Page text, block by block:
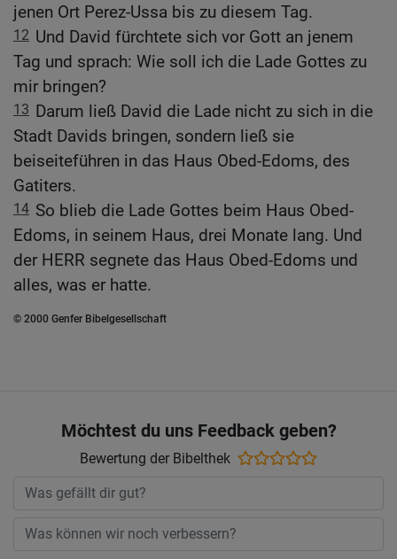
jenen Ort Perez-Ussa bis zu diesem Tag.
12 Und David fürchtete sich vor Gott an jenem
Tag und sprach: Wie soll ich die Lade Gottes zu
mir bringen?
13 Darum ließ David die Lade nicht zu sich in die
Stadt Davids bringen, sondern ließ sie
beiseiteführen in das Haus Obed-Edoms, des
Gatiters.
14 So blieb die Lade Gottes beim Haus Obed-
Edoms, in seinem Haus, drei Monate lang. Und
der HERR segnete das Haus Obed-Edoms und
alles, was er hatte.
© 2000 Genfer Bibelgesellschaft
Möchtest du uns Feedback geben?
Bewertung der Bibelthek